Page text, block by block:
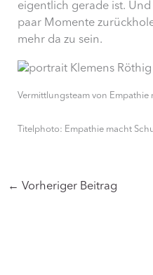
eigentlich gerade ist.
paar Momente
mehr da zu sein.
Vermittlungsteam von Empathie
Titelphoto: Empathie macht
← Vorheriger Beitrag